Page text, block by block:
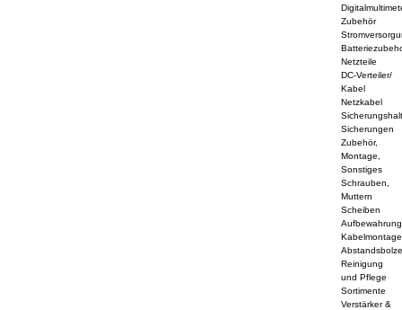
Zubehör
Netzteile
DC-Verteiler/
Kabel
Netzkabel
Sicherungen
Zubehör,
Montage,
Sonstiges
Schrauben,
Muttern
Scheiben
Aufbewahrung
Kabelmontage
Reinigung
und Pflege
Sortimente
Verstärker &